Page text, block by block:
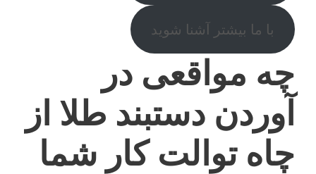
با ما بیشتر آشنا شوید
چه مواقعی در
آوردن دستبند طلا از
چاه توالت کار شما